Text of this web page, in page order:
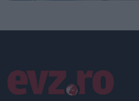
Linkuri utile